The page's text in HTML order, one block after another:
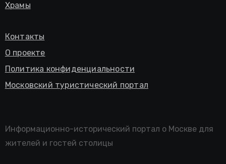
Храмы
Контакты
О проекте
Политика конфиденциальности
Московский туристический портал
Информационно-исторический портал о Москве для
жителей и гостей столицы